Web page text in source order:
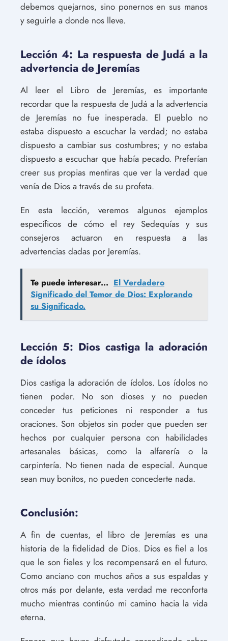
debemos quejarnos, sino ponernos en sus manos
y seguirle a donde nos lleve.
Lección 4: La respuesta de Judá a la
advertencia de Jeremías
Al leer el Libro de Jeremías, es importante
recordar que la respuesta de Judá a la advertencia
de Jeremías no fue inesperada. El pueblo no
estaba dispuesto a escuchar la verdad; no estaba
dispuesto a cambiar sus costumbres; y no estaba
dispuesto a escuchar que había pecado. Preferían
creer sus propias mentiras que ver la verdad que
venía de Dios a través de su profeta.
En esta lección, veremos algunos ejemplos
específicos de cómo el rey Sedequías y sus
consejeros actuaron en respuesta a las
advertencias dadas por Jeremías.
Te puede interesar... El Verdadero
Significado del Temor de Dios: Explorando
su Significado.
Lección 5: Dios castiga la adoración
de ídolos
Dios castiga la adoración de ídolos. Los ídolos no
tienen poder. No son dioses y no pueden
conceder tus peticiones ni responder a tus
oraciones. Son objetos sin poder que pueden ser
hechos por cualquier persona con habilidades
artesanales básicas, como la alfarería o la
carpintería. No tienen nada de especial. Aunque
sean muy bonitos, no pueden concederte nada.
Conclusión:
A fin de cuentas, el libro de Jeremías es una
historia de la fidelidad de Dios. Dios es fiel a los
que le son fieles y los recompensará en el futuro.
Como anciano con muchos años a sus espaldas y
otros más por delante, esta verdad me reconforta
mucho mientras continúo mi camino hacia la vida
eterna.